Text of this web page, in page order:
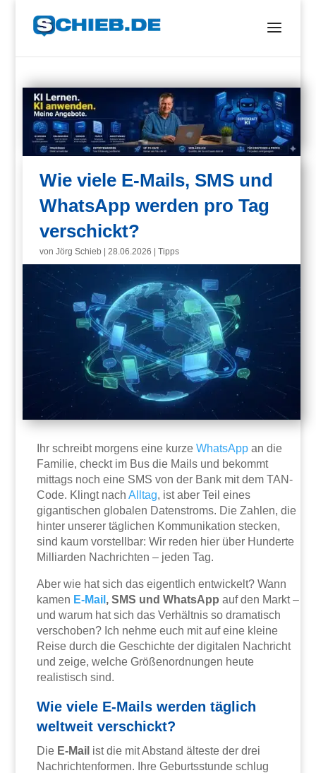
Wie viele E-Mails, SMS und
WhatsApp werden pro Tag
verschickt?
vonJörg Schieb |28.06.2026 |Tipps
Ihr schreibt morgens eine kurzeWhatsApp an die
Familie, checkt im Bus die Mails und bekommt
mittags noch eine SMS von der Bank mit dem TAN-
Code. Klingt nachAlltag, ist aber Teil eines
gigantischen globalen Datenstroms. Die Zahlen, die
hinter unserer täglichen Kommunikation stecken,
sind kaum vorstellbar: Wir reden hier über Hunderte
Milliarden Nachrichten – jeden Tag.
Aber wie hat sich das eigentlich entwickelt? Wann
kamen E-Mail , SMS und WhatsApp auf den Markt –
und warum hat sich das Verhältnis so dramatisch
verschoben? Ich nehme euch mit auf eine kleine
Reise durch die Geschichte der digitalen Nachricht
und zeige, welche Größenordnungen heute
realistisch sind.
Wie viele E-Mails werden täglich
weltweit verschickt?
Die E-Mail ist die mit Abstand älteste der drei
Nachrichtenformen. Ihre Geburtsstunde schlug